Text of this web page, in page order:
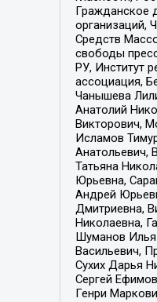
Гражданское
организаций,
Средств
свободы
РУ, Институт
ассоциация,
Чанышева
Анатолий
Викторович,
Исламов
Анатольевич,
Татьяна
Юрьевна,
Андрей
Дмитриевна,
Николаевна,
Шуманов Илья
Васильевич,
Сухих Дарья
Сергей
Генри